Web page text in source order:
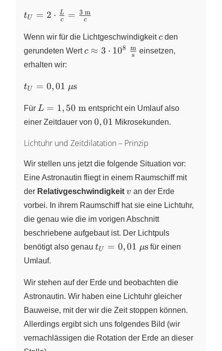
t_U = 2 \cdot
\frac{L}{c} =
\frac{3~\pu{m}}
{c}
tU = 2 ⋅ c
L = c
3 m
Wenn wir für die Lichtgeschwindigkeitc
c den
gerundeten Wertc \approx 3 \cdot
c ≈ 3 ⋅ 108
s
m einsetzen,
erhalten wir:
t_U =
s}
tU = 0,01 μs
Für L=1,50~\pu{m}
L = 1, 50 m entspricht ein Umlauf also
einer Zeitdauer von 0,01
0,01 Mikrosekunden.
Lichtuhr und Zeitdilatation – Prinzip
Wir stellen uns jetzt die folgende Situation vor:
Eine Astronautin fliegt in einem Raumschiff mit
der Relativgeschwindigkeit v
v an der Erde
vorbei. In ihrem Raumschiff hat sie eine Lichtuhr,
die genau wie die im vorigen Abschnitt
beschriebene aufgebaut ist. Der Lichtpuls
benötigt also genau t_U = 0,01~\pu{\mu s}
tU = 0,01 μsfür einen
Umlauf.
Wir stehen auf der Erde und beobachten die
Astronautin. Wir haben eine Lichtuhr gleicher
Bauweise, mit der wir die Zeit stoppen können.
Allerdings ergibt sich uns folgendes Bild (wir
vernachlässigen die Rotation der Erde an dieser